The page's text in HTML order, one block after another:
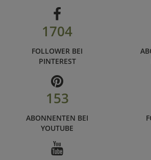
1704
FOLLOWER BEI
PINTEREST
153
ABONNENTEN BEI
YOUTUBE